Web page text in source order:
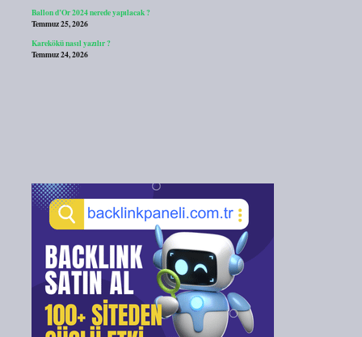
Ballon d’Or 2024 nerede yapılacak ?
Temmuz 25, 2026
Karekökü nasıl yazılır ?
Temmuz 24, 2026